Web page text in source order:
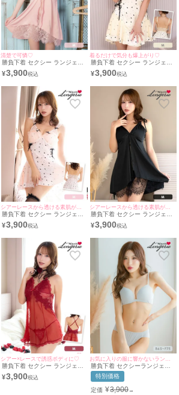
清楚で可憐♡
勝負下着 セクシー ランジェリ
ー ショルダーリボン シアーレ
ース サテン ベビードール
¥3,900
着るだけで気分も爆上がり♡
勝負下着 セクシー ランジェリ
ー ハートモチーフ ドット サイ
ドレースアップ チュール フリ
¥3,900
シアーレースから透ける素肌がセクシー♡
勝負下着 セクシー ランジェリ
ー ショルダーリボン シアーレ
ース レイヤード サテン ベビー
¥3,900
シアーレースから透ける素肌がセクシー♡
勝負下着 セクシー ランジェリ
ー ショルダーリボン シアーレ
ース レイヤード サテン ベビー
¥3,900
シアー×レースで誘惑ボディに♡
勝負下着 セクシー ランジェリ
ー シアーレース ベビードール
Tバックショーツ 2点セット
¥3,900
勝負下着 セクシーランジェリ
ー ランジェリー ブラジャー シ
ョーツ シームレス ワイヤーカ
ップ 2点セット
特別価格
定価 ¥3,900→